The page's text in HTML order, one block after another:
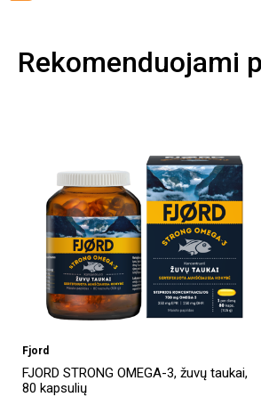
Rekomenduojami
Fjord
FJORD STRONG OMEGA-3, žuvų taukai,
80 kapsulių